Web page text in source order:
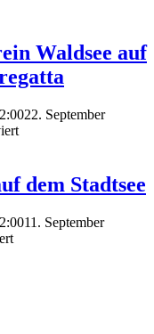
Waldsee auf
22. September
für
für
den
Waldsee
dem Stadtsee
11. September
für